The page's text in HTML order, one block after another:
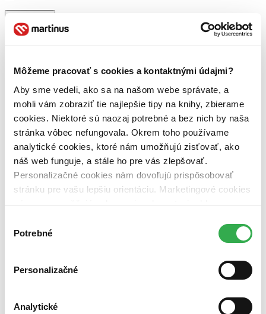
Môžeme pracovať s cookies a kontaktnými údajmi?
Aby sme vedeli, ako sa na našom webe správate, a
mohli vám zobraziť tie najlepšie tipy na knihy, zbierame
cookies. Niektoré sú naozaj potrebné a bez nich by naša
stránka vôbec nefungovala. Okrem toho používame
analytické cookies, ktoré nám umožňujú zisťovať, ako
náš web funguje, a stále ho pre vás zlepšovať.
Personalizačné cookies nám dovoľujú prispôsobovať
stránku pre vašu lepšiu orientáciu. Marketingové cookies
nám zas umožňujú zobrazenie relevantnej reklamy.
nám pomohlo, keby sme mohli používať všetky tieto
súhlasu
Potrebné
Personalizačné
Analytické
Zobraziť iba
novinky (0 titulov)
na centrálnom sklade (0 titulov)na centrálnom sklade
predpredaj (0 titulov)predpredaj
pripravujeme (0 titulov)
dostupná (bez vypredaných) (0 titulov)dostupná (bez
vypredaných)
Nové / čítané
nová (0 titulov)
čítaná (0 titulov)čítaná
čítaná - výborný stav (0 titulov)čítaná - výborný stav
čítaná - mierne opotrebovaná (0 titulov)čítaná - mierne
Zoradiť